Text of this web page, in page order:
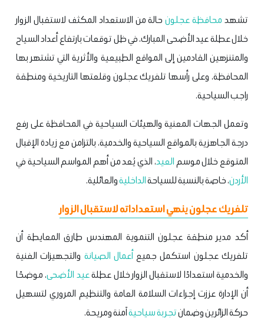
تشهد محافظة عجلون حالة من الاستعداد المكثف لاستقبال الزوار
خلال عطلة عيد الأضحى المبارك، في ظل توقعات بارتفاع أعداد السياح
والمتنزهين القادمين إلى المواقع الطبيعية والأثرية التي تشتهر بها
المحافظة، وعلى رأسها تلفريك عجلون وقلعتها التاريخية ومنطقة
راجب السياحية.
وتعمل الجهات المعنية والهيئات السياحية في المحافظة على رفع
درجة الجاهزية بالمواقع السياحية والخدمية، بالتزامن مع زيادة الإقبال
المتوقع خلال موسم العيد، الذي يُعد من أهم المواسم السياحية في
الأردن، خاصة بالنسبة للسياحةالداخليةوالعائلية.
تلفريك عجلون ينهي استعداداته لاستقبال الزوار
أكد مدير منطقة عجلون التنموية المهندس طارق المعايطة أن
تلفريك عجلون استكمل جميعأعمال الصيانة والتجهيزات الفنية
والخدمية استعدادًا لاستقبال الزوار خلال عطلةعيد الأضحى، موضحًا
أن الإدارة عززت إجراءات السلامة العامة والتنظيم المروري لتسهيل
حركة الزائرين وضمانتجربة سياحيةآمنة ومريحة.